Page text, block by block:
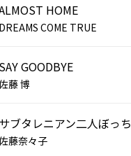
HOME
DREAMS COME TRUE
SAY GOODBYE
藤 博
サブタレニアン二人ぼっち
藤奈々子